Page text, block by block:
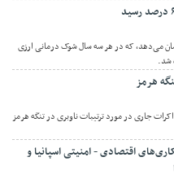
می‌دهد، که در هر سه سال شوک درمانی ارزی
شد.
هرمز
جاری در مورد ترتیبات ناوبری در تنگه هرمز
اقتصادی - امنیتی اسپانیا و